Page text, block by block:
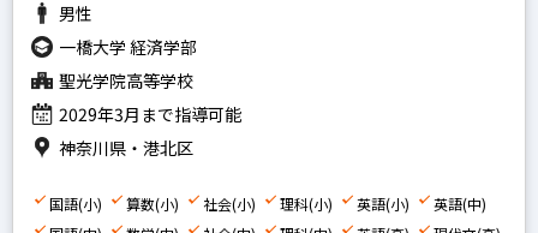
男性
一橋大学 経済学部
聖光学院高等学校
2029年3月まで指導可能
神奈川県・港北区
国語(小) 算数(小) 社会(小) 理科(小) 英語(小)
英語(中)